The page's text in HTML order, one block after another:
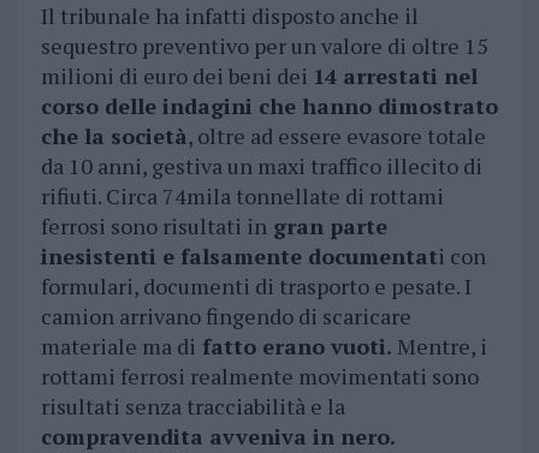
Il tribunale ha infatti disposto anche il
sequestro preventivo per un valore di oltre 15
milioni di euro dei beni dei 14 arrestati nel
corso delle indagini che hanno dimostrato
che la società, oltre ad essere evasore totale
da 10 anni, gestiva un maxi traffico illecito di
rifiuti. Circa 74mila tonnellate di rottami
ferrosi sono risultati ingran parte
inesistenti e falsamente documentati con
formulari, documenti di trasporto e pesate. I
camion arrivano fingendo di scaricare
materiale ma di fatto erano vuoti. Mentre, i
rottami ferrosi realmente movimentati sono
risultati senza tracciabilità e la
compravendita avveniva in nero.